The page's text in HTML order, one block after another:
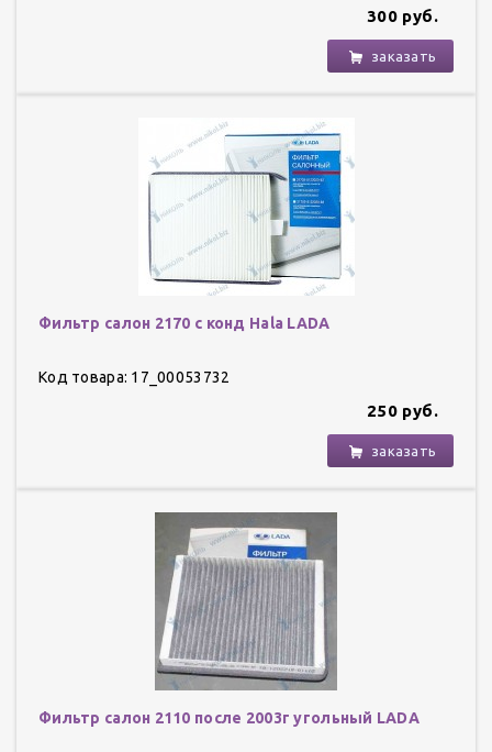
300 руб.
заказать
Фильтр салон 2170 с конд Hala LADA
Код товара: 17_00053732
250 руб.
заказать
Фильтр салон 2110 после 2003г угольный LADA